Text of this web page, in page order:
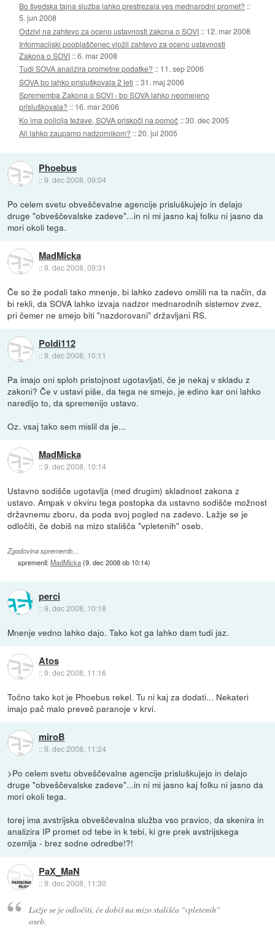
Bo švedska tajna služba lahko prestrezala ves mednarodni promet? ::
5. jun 2008
Odzivi na zahtevo za oceno ustavnosti zakona o SOVI :: 12. mar 2008
Informacijski pooblaščenec vložil zahtevo za oceno ustavnosti
Zakona o SOVI ::6. mar 2008
Tudi SOVA analizira prometne podatke? :: 11. sep 2006
SOVA bo lahko prisluškovala 2 leti ::31. maj 2006
Sprememba Zakona o SOVI - bo SOVA lahko neomejeno
prisluškovala? :: 16. mar 2006
Ko ima policija težave, SOVA priskoči na pomoč ::30. dec 2005
Ali lahko zaupamo nadzornikom? ::20. jul 2005
Phoebus
::9. dec 2008, 09:04
Po celem svetu obveščevalne agencije prisluškujejo in delajo
druge "obveščevalske zadeve"...in ni mi jasno kaj folku ni jasno da
mori okoli tega.
MadMicka
::9. dec 2008, 09:31
Če so že podali tako mnenje, bi lahko zadevo omilili na ta način, da
bi rekli, da SOVA lahko izvaja nadzor mednarodnih sistemov zvez,
pri čemer ne smejo biti "nazdorovani" državljani RS.
Poldi112
::9. dec 2008, 10:11
Pa imajo oni sploh pristojnost ugotavljati, če je nekaj v skladu z
zakoni? Če v ustavi piše, da tega ne smejo, je edino kar oni lahko
naredijo to, da spremenijo ustavo.
Oz. vsaj tako sem mislil da je...
MadMicka
::9. dec 2008, 10:14
Ustavno sodišče ugotavlja (med drugim) skladnost zakona z
ustavo. Ampak v okviru tega postopka da ustavno sodišče možnost
državnemu zboru, da poda svoj pogled na zadevo. Lažje se je
odločiti, če dobiš na mizo stališča "vpletenih" oseb.
Zgodovina sprememb…
spremenil:MadMicka(9. dec 2008 ob 10:14)
perci
::9. dec 2008, 10:18
Mnenje vedno lahko dajo. Tako kot ga lahko dam tudi jaz.
Atos
::9. dec 2008, 11:16
Točno tako kot je Phoebus rekel. Tu ni kaj za dodati... Nekateri
imajo pač malo preveč paranoje v krvi.
miroB
::9. dec 2008, 11:24
>Po celem svetu obveščevalne agencije prisluškujejo in delajo
druge "obveščevalske zadeve"...in ni mi jasno kaj folku ni jasno da
mori okoli tega.
torej ima avstrijska obveščevalna služba vso pravico, da skenira in
analizira IP promet od tebe in k tebi, ki gre prek avstrijskega
ozemlja - brez sodne odredbe!?!
PaX_MaN
::9. dec 2008, 11:30
Lažje se je odločiti, če dobiš na mizo stališča "vpletenih"
oseb.